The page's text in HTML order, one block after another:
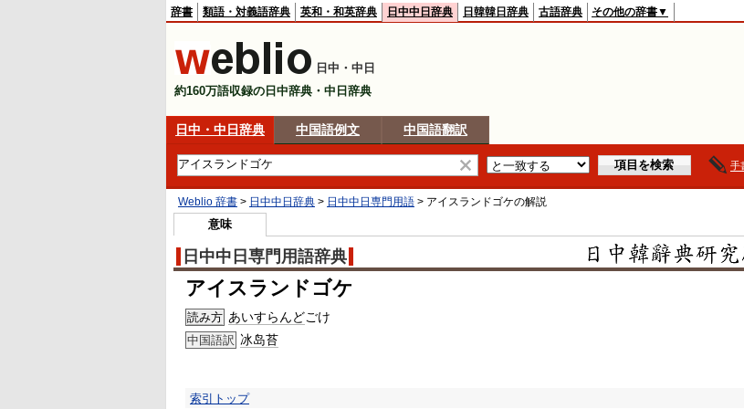
辞書 類語・対義語辞典 英和・和英辞典 日中中日辞典 日韓韓日辞典 古語辞典 その他の辞書▼
日中・中日
約160万語収録の日中辞典・中日辞典
日中・中日辞典 中国語例文 中国語翻訳
手
Weblio 辞書 > 日中中日辞典 > 日中中日専門用語 > アイスランドゴケの解説
意味
日中中日専門用語辞典
アイスランドゴケ
読み方 あいすらんどごけ
中国語訳 冰岛苔
索引トップ